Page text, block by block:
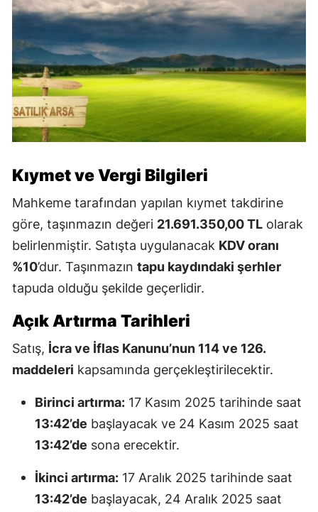
Kıymet ve Vergi Bilgileri
Mahkeme tarafından yapılan kıymet takdirine
göre, taşınmazın değeri 21.691.350,00 TL olarak
belirlenmiştir. Satışta uygulanacak KDV oranı
%10’dur. Taşınmazın tapu kaydındaki şerhler
tapuda olduğu şekilde geçerlidir.
Açık Artırma Tarihleri
Satış, İcra ve İflas Kanunu’nun 114 ve 126.
maddeleri kapsamında gerçekleştirilecektir.
Birinci artırma: 17 Kasım 2025 tarihinde saat
13:42’de başlayacak ve 24 Kasım 2025 saat
13:42’de sona erecektir.
İkinci artırma: 17 Aralık 2025 tarihinde saat
13:42’de başlayacak, 24 Aralık 2025 saat